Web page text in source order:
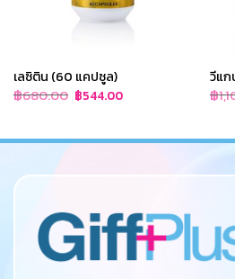
เลซิติน (60 แคปซูล)
฿680.00 Original
price
฿544.00Current
price
วีแ
฿